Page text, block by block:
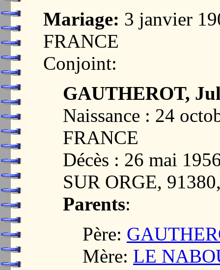
Mariage: 3 janvier
FRANCE
Conjoint:
GAUTHEROT,
Naissance : 24
FRANCE
Décès : 26 mai
SUR ORGE,
Parents:
Père:
Mère: LE